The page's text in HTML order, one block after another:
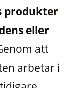
produkter
eller
att
arbetar i